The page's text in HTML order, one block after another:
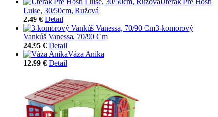
Luise, 30/50cm, Ružová
2.49 € Detail
3-komorový
Vankúš Vanessa, 70/90 Cm
24.95 € Detail
Váza Anika
12.99 € Detail